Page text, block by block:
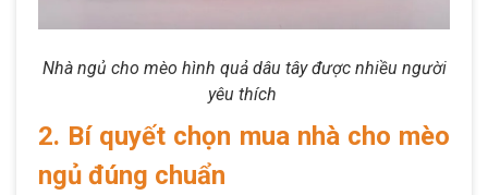
Nhà ngủ cho mèo hình quả dâu tây được nhiều người
yêu thích
2. Bí quyết chọn mua nhà cho mèo
ngủ đúng chuẩn